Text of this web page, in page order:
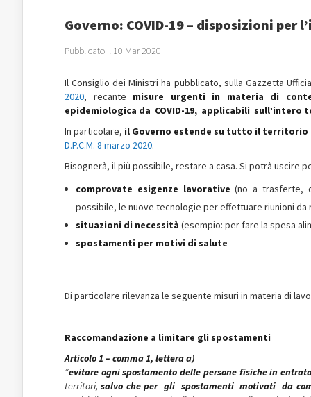
Governo: COVID-19 – disposizioni
Pubblicato il 10 Mar 2020
Il Consiglio dei Ministri ha pubblicato, sulla Gazzetta
2020, recante misure urgenti in materia di
epidemiologica da COVID-19, applicabili sull’intero
In particolare, il Governo estende su tutto il territorio
D.P.C.M. 8 marzo 2020.
Bisognerà, il più possibile, restare a casa. Si potrà uscire
comprovate esigenze lavorative(no a trasferte,
possibile, le nuove tecnologie per effettuare riunioni da
situazioni di necessità (esempio: per fare la spesa
spostamenti per motivi di salute
Di particolare rilevanza le seguente misuri in materia di
Raccomandazione a limitare gli spostamenti
Articolo 1 – comma 1, lettera a)
“evitare ogni spostamento delle persone fisiche in
territori,salvo che per gli spostamenti motivati da